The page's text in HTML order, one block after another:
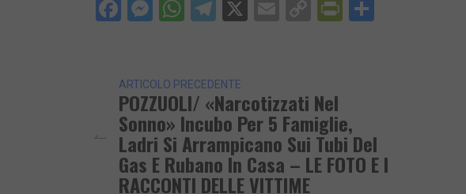
Facebook
Messenger
WhatsApp
Telegram
X EmailCopyPrintFriendly
ARTICOLO PRECEDENTE
POZZUOLI/ «Narcotizzati Nel
Sonno» Incubo Per 5 Famiglie,
Ladri Si Arrampicano Sui Tubi Del
Gas E Rubano In Casa – LE FOTO E I
RACCONTI DELLE VITTIME